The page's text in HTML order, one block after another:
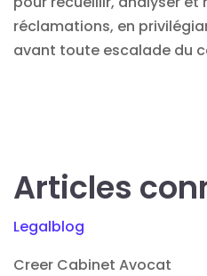
réclamations, en
avant toute escalade du
Articles
Legalblog
Creer Cabinet Avocat